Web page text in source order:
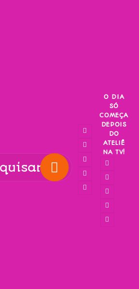
O DIA
SÓ
COMEÇA
DEPOIS
DO
ATELIÊ
NA TV!